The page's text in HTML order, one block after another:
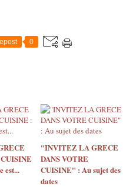
0
est...
"INVITEZ LA GRECE
DANS VOTRE
CUISINE" : Au sujet des
dates